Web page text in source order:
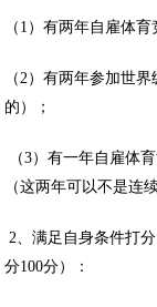
（1）有两年自雇体
（2）有两年参加世
的）；
（3）有一年自雇体
（这两年可以不是连
2、满足自身条件打
分100分）：